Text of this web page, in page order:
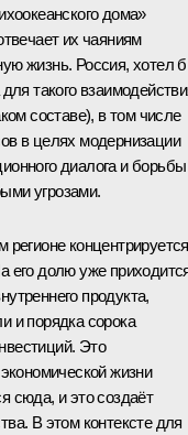
дома»
их чаяниям
жизнь. Россия, хотел
такого
составе), в том числе
в целях модернизации
диалога и борьбы
угрозами.
регионе концентрируется
его долю уже
продукта,
и порядка сорока
Это
жизни
сюда, и это создаёт
В этом контексте для